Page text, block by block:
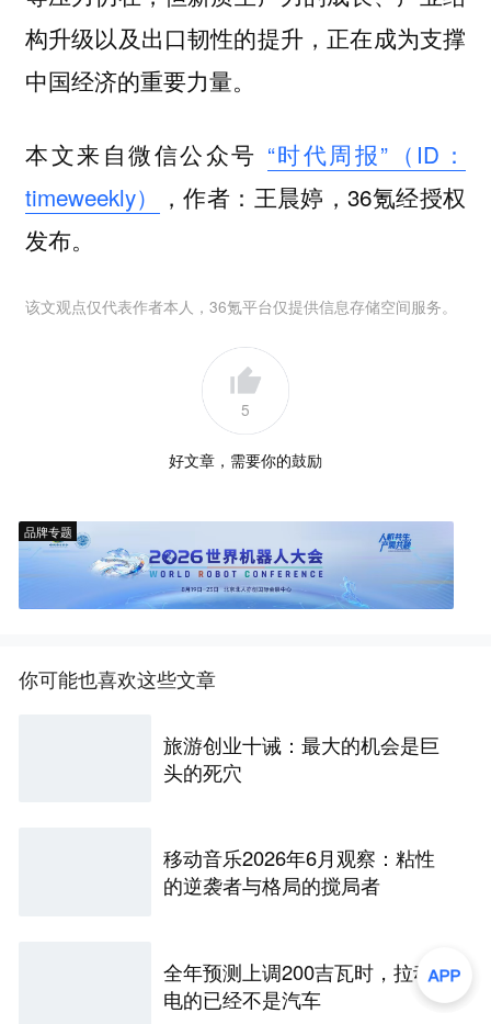
构升级以及出口韧性的提升，正在成为支撑
中国经济的重要力量。
本文来自微信公众号 “时代周报”（ID：
timeweekly）
，作者：王晨婷，36氪经授权
发布。
该文观点仅代表作者本人，36氪平台仅提供信息存储空间服务。
5
好文章，需要你的鼓励
品牌专题
你可能也喜欢这些文章
旅游创业十诫：最大的机会是巨
头的死穴
移动音乐2026年6月观察：粘性
的逆袭者与格局的搅局者
全年预测上调200吉瓦时，拉动锂
电的已经不是汽车